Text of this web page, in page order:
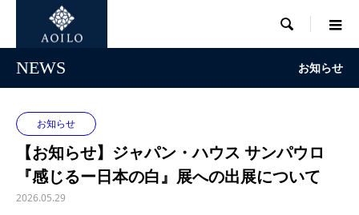

NEWS お知らせ
お知らせ
【お知らせ】ジャパン・ハウス サンパウロ
『感じるー日本の白』展への出展について
2026.05.29